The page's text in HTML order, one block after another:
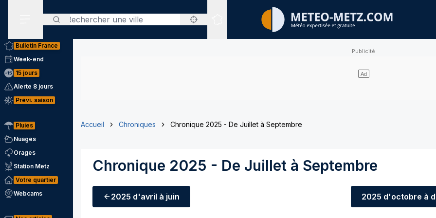
Rechercher
Sites expertisés
Bulletin France
Week-end
15 jours
Alerte 8 jours
Prévi. saison
Pluies
Nuages
Orages
Station Metz
Votre quartier
Webcams
Accueil Chroniques Chronique 2025 - De Juillet à Septembre
Chronique 2025 - De Juillet à Septembre
2025 d'avril à juin 2025 d'octobre à